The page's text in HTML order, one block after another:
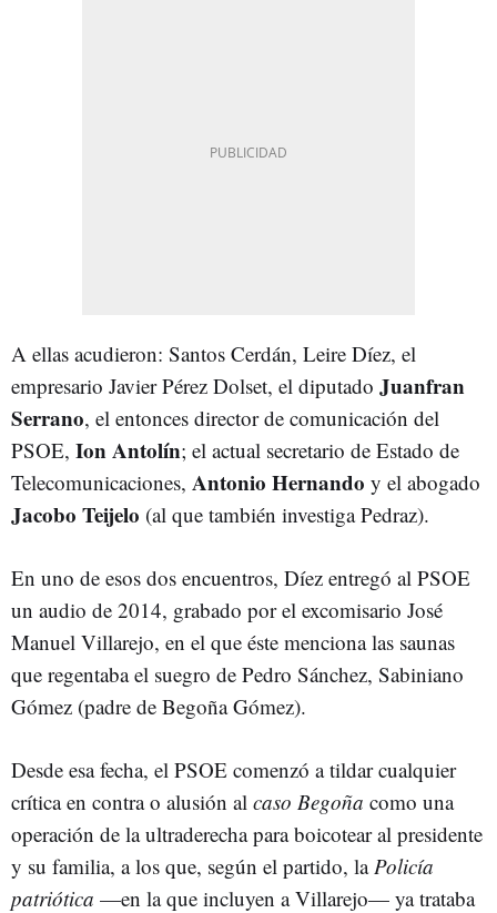
A ellas acudieron: Santos Cerdán, Leire Díez, el
empresario Javier Pérez Dolset, el diputado Juanfran
Serrano, el entonces director de comunicación del
PSOE, Ion Antolín; el actual secretario de Estado de
Telecomunicaciones, Antonio Hernando y el abogado
Jacobo Teijelo (al que también investiga Pedraz).
En uno de esos dos encuentros, Díez entregó al PSOE
un audio de 2014, grabado por el excomisario José
Manuel Villarejo, en el que éste menciona las saunas
que regentaba el suegro de Pedro Sánchez, Sabiniano
Gómez (padre de Begoña Gómez).
Desde esa fecha, el PSOE comenzó a tildar cualquier
crítica en contra o alusión al caso Begoña como una
operación de la ultraderecha para boicotear al presidente
y su familia, a los que, según el partido, la Policía
patriótica —en la que incluyen a Villarejo— ya trataba